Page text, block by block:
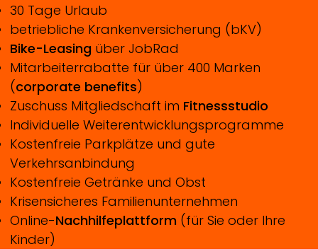
30 Tage Urlaub
betriebliche Krankenversicherung (bKV)
Bike-Leasingüber JobRad
Mitarbeiterrabatte für über 400 Marken
(corporate benefits)
Zuschuss Mitgliedschaft im Fitnessstudio
Individuelle Weiterentwicklungsprogramme
Kostenfreie Parkplätze und gute
Verkehrsanbindung
Kostenfreie Getränke und Obst
Krisensicheres Familienunternehmen
Online-Nachhilfeplattform(für Sie oder Ihre
Kinder)